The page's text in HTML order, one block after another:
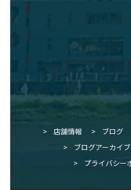
店舗情報 ブログ
ブログアーカイブ
プライバシー